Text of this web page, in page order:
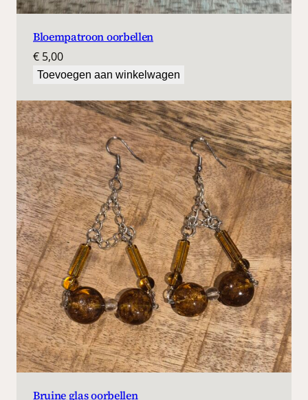
Bloempatroon oorbellen
€ 5,00
Toevoegen aan winkelwagen
Bruine glas oorbellen